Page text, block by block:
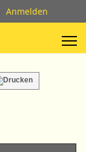
Anmelden